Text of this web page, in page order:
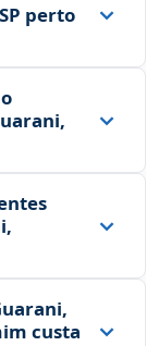
perto
custa